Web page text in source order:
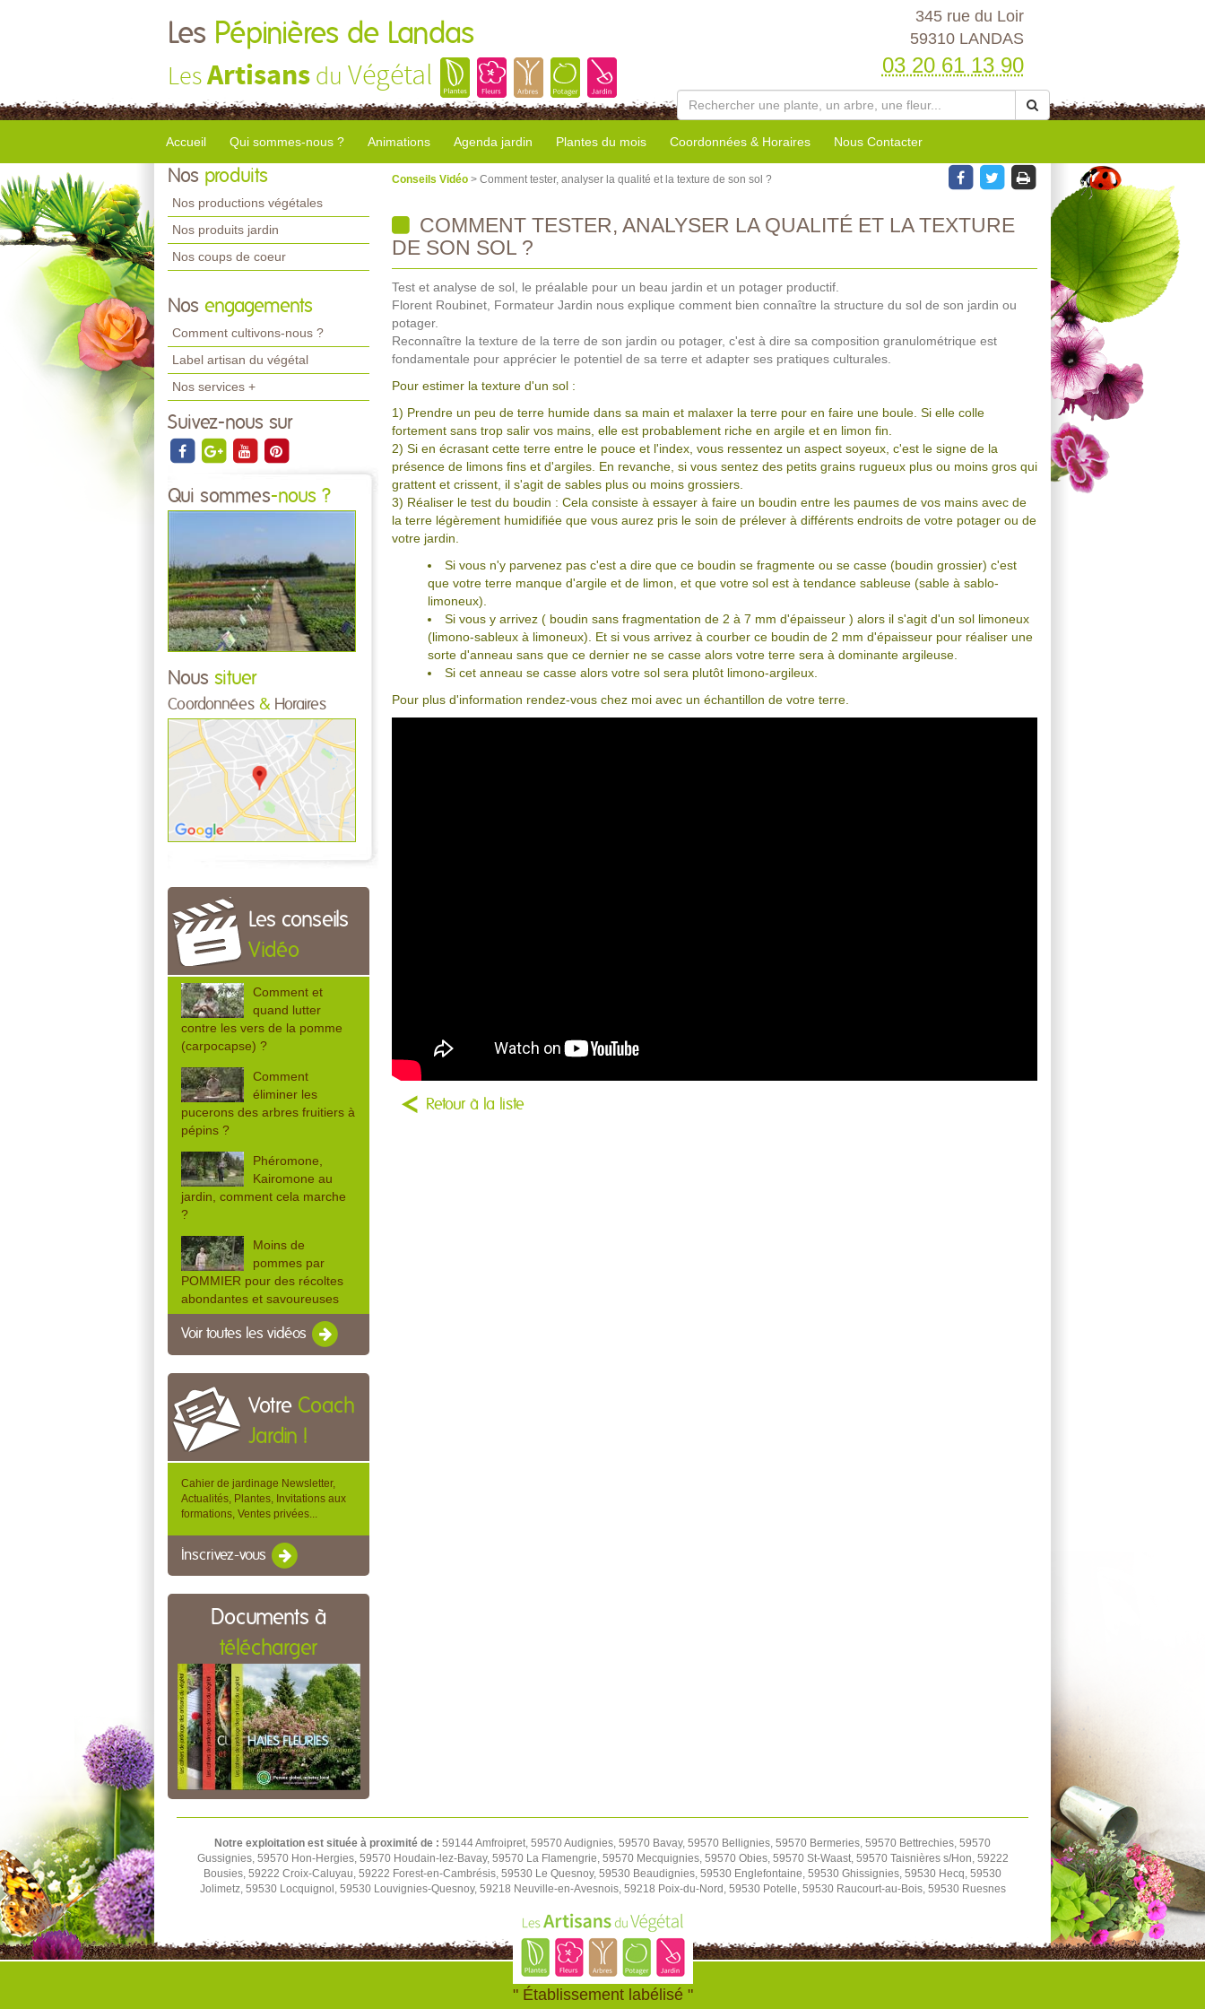
Les Pépinières de Landas
LesArtisans du Végétal
345 rue du Loir
59310 LANDAS
03 20 61 13 90
Accueil Qui sommes-nous ? Animations Agenda jardin Plantes du mois Coordonnées & Horaires Nous Contacter
Nos produits
Nos productions végétales
Nos produits jardin
Nos coups de coeur
Nos engagements
Comment cultivons-nous ?
Label artisan du végétal
Nos services +
Suivez-nous sur
Qui sommes-nous ?
Nous situer
Coordonnées & Horaires
Les conseils
Vidéo
Comment et
quand lutter
contre les vers de la pomme
(carpocapse) ?
Comment
éliminer les
pucerons des arbres fruitiers à
pépins ?
Phéromone,
Kairomone au
jardin, comment cela marche
?
Moins de
pommes par
POMMIER pour des récoltes
abondantes et savoureuses
Voir toutes les vidéos
Votre Coach
Jardin !
Cahier de jardinage Newsletter,
Actualités, Plantes, Invitations aux
formations, Ventes privées...
Inscrivez-vous
Documents à
télécharger
Conseils Vidéo > Comment tester, analyser la qualité et la texture de son sol ?
COMMENT TESTER, ANALYSER LA QUALITÉ ET LA TEXTURE
DE SON SOL ?
Test et analyse de sol, le préalable pour un beau jardin et un potager productif.
Florent Roubinet, Formateur Jardin nous explique comment bien connaître la structure du sol de son jardin ou
potager.
Reconnaître la texture de la terre de son jardin ou potager, c'est à dire sa composition granulométrique est
fondamentale pour apprécier le potentiel de sa terre et adapter ses pratiques culturales.
Pour estimer la texture d'un sol :
1) Prendre un peu de terre humide dans sa main et malaxer la terre pour en faire une boule. Si elle colle
fortement sans trop salir vos mains, elle est probablement riche en argile et en limon fin.
2) Si en écrasant cette terre entre le pouce et l'index, vous ressentez un aspect soyeux, c'est le signe de la
présence de limons fins et d'argiles. En revanche, si vous sentez des petits grains rugueux plus ou moins gros qui
grattent et crissent, il s'agit de sables plus ou moins grossiers.
3) Réaliser le test du boudin : Cela consiste à essayer à faire un boudin entre les paumes de vos mains avec de
la terre légèrement humidifiée que vous aurez pris le soin de prélever à différents endroits de votre potager ou de
votre jardin.
Si vous n'y parvenez pas c'est a dire que ce boudin se fragmente ou se casse (boudin grossier) c'est
que votre terre manque d'argile et de limon, et que votre sol est à tendance sableuse (sable à sablo-
limoneux).
Si vous y arrivez ( boudin sans fragmentation de 2 à 7 mm d'épaisseur ) alors il s'agit d'un sol limoneux
(limono-sableux à limoneux). Et si vous arrivez à courber ce boudin de 2 mm d'épaisseur pour réaliser une
sorte d'anneau sans que ce dernier ne se casse alors votre terre sera à dominante argileuse.
Si cet anneau se casse alors votre sol sera plutôt limono-argileux.
Pour plus d'information rendez-vous chez moi avec un échantillon de votre terre.
Retour à la liste
Notre exploitation est située à proximité de : 59144 Amfroipret, 59570 Audignies, 59570 Bavay, 59570 Bellignies, 59570 Bermeries, 59570 Bettrechies, 59570
Gussignies, 59570 Hon-Hergies, 59570 Houdain-lez-Bavay, 59570 La Flamengrie, 59570 Mecquignies, 59570 Obies, 59570 St-Waast, 59570 Taisnières s/Hon, 59222
Bousies, 59222 Croix-Caluyau, 59222 Forest-en-Cambrésis, 59530 Le Quesnoy, 59530 Beaudignies, 59530 Englefontaine, 59530 Ghissignies, 59530 Hecq, 59530
Jolimetz, 59530 Locquignol, 59530 Louvignies-Quesnoy, 59218 Neuville-en-Avesnois, 59218 Poix-du-Nord, 59530 Potelle, 59530 Raucourt-au-Bois, 59530 Ruesnes
" Établissement labélisé "